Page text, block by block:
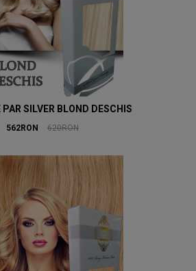
PAR SILVER BLOND DESCHIS
562RON 620RON